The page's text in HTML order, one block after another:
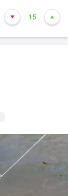
15